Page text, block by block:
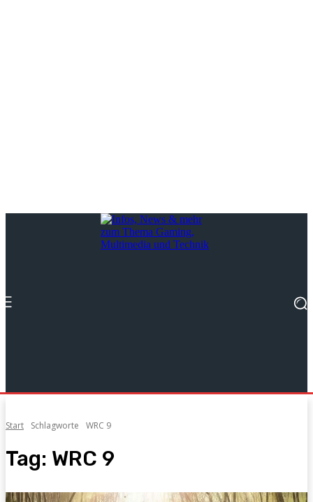
Start Schlagworte WRC 9
Tag: WRC 9